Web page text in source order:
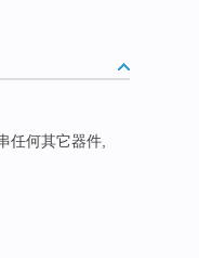
任何其它器件,